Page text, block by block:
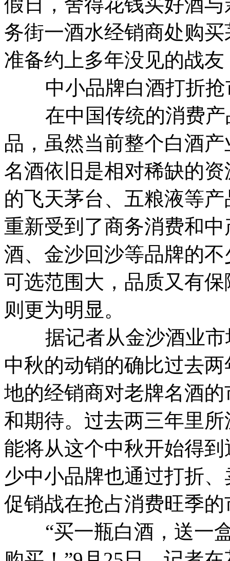
务街一酒水经销商处购
准备约上多年没见的战
中小品牌白酒打折抢
在中国传统的消费产
品，虽然当前整个白酒
名酒依旧是相对稀缺的
的飞天茅台、五粮液等
重新受到了商务消费和
酒、金沙回沙等品牌的
可选范围大，品质又有
则更为明显。
据记者从金沙酒业市
中秋的动销的确比过去
地的经销商对老牌名酒
和期待。过去两三年里
能将从这个中秋开始得
少中小品牌也通过打折
促销战在抢占消费旺季
“买一瓶白酒，送一盒